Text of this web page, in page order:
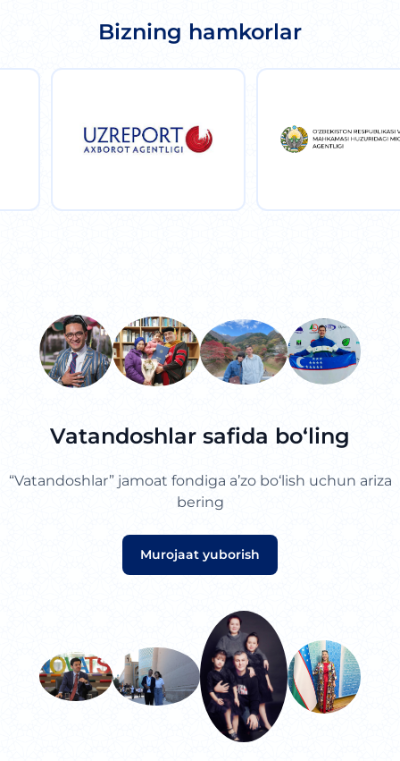
Bizning hamkorlar
Vatandoshlar safida bo‘ling
“Vatandoshlar” jamoat fondiga a’zo bo‘lish uchun ariza
bering
Murojaat yuborish